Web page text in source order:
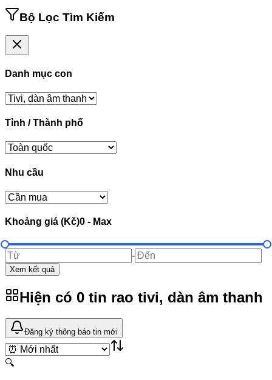
Bộ Lọc Tìm Kiếm
Danh mục con
Tỉnh / Thành phố
Nhu cầu
Khoảng giá (Kč)0 - Max
-
Xem kết quả
Hiện có 0 tin rao tivi, dàn âm thanh
Đăng ký thông báo tin mới
🔍